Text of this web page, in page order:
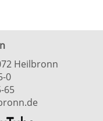
Heilbronn
0
65